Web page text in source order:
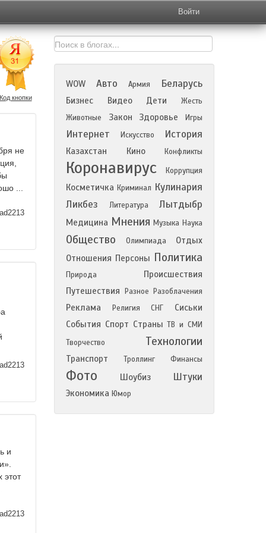
Войти
Код кнопки
не
...
и
этот
WOW Авто Армия Беларусь
Бизнес Видео Дети
Жесть
Животные
Закон Здоровье Игры
Интернет Искусство История
Казахстан Кино Конфликты
Коронавирус Коррупция
Косметичка Криминал Кулинария
Ликбез
Литература Лытдыбр
Медицина Мнения Музыка Наука
Общество Олимпиада
Отдых
Отношения Персоны Политика
Природа
Происшествия
Путешествия
Разное Разоблачения
Реклама Религия СНГ
Сиськи
События Спорт Страны ТВ и СМИ
Творчество
Технологии
Транспорт Троллинг Финансы
Фото Шоубиз Штуки
Экономика Юмор